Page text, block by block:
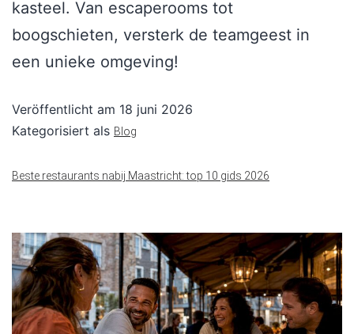
kasteel. Van escaperooms tot
boogschieten, versterk de teamgeest in
een unieke omgeving!
Veröffentlicht am 18 juni 2026
Kategorisiert als Blog
Beste restaurants nabij Maastricht: top 10 gids 2026